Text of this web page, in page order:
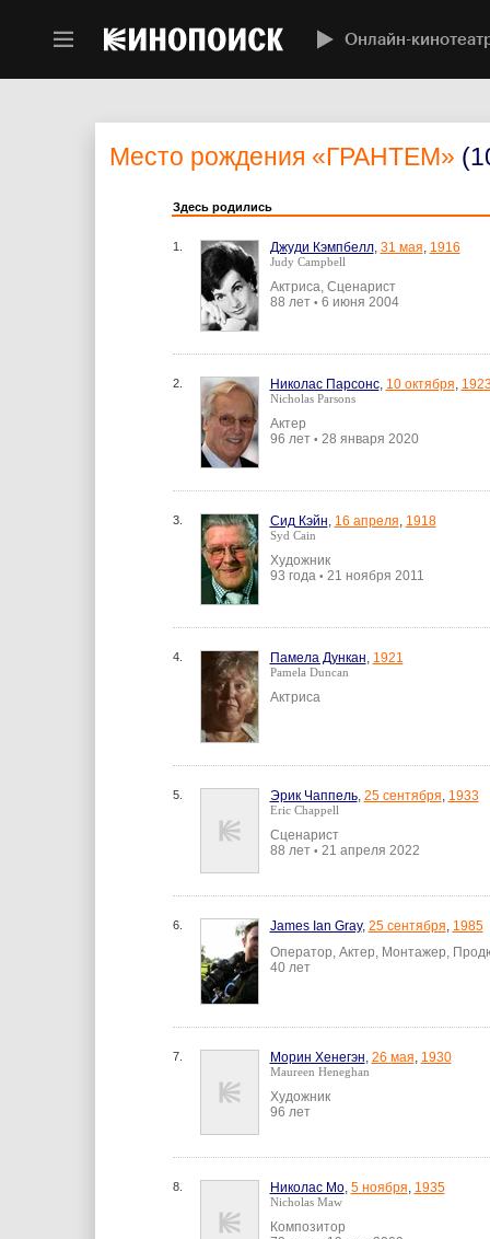
Онлайн-
Место рождения «ГРАНТЕМ»
Здесь родились
1. Джуди Кэмпбелл, 31 мая, 1916
Judy Campbell
Актриса, Сценарист
88 лет • 6 июня 2004
2. Николас Парсонс, 10 октября,
Nicholas Parsons
Актер
96 лет • 28 января 2020
3. Сид Кэйн, 16 апреля, 1918
Syd Cain
Художник
93 года • 21 ноября 2011
4. Памела Дункан, 1921
Pamela Duncan
Актриса
5. Эрик Чаппель, 25 сентября, 1933
Eric Chappell
Сценарист
88 лет • 21 апреля 2022
6. James Ian Gray, 25 сентября, 1985
Оператор, Актер, Монтажер,
40 лет
7. Морин Хенегэн, 26 мая, 1930
Maureen Heneghan
Художник
96 лет
8. Николас Мо, 5 ноября, 1935
Nicholas Maw
Композитор